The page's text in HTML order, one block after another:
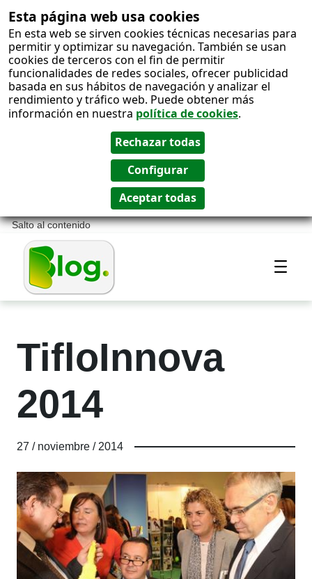
Esta página web usa cookies
En esta web se sirven cookies técnicas necesarias para
permitir y optimizar su navegación. También se usan
cookies de terceros con el fin de permitir
funcionalidades de redes sociales, ofrecer publicidad
basada en sus hábitos de navegación y analizar el
rendimiento y tráfico web. Puede obtener más
información en nuestra política de cookies.
Salto al contenido
TifloInnova
2014
27 / noviembre / 2014